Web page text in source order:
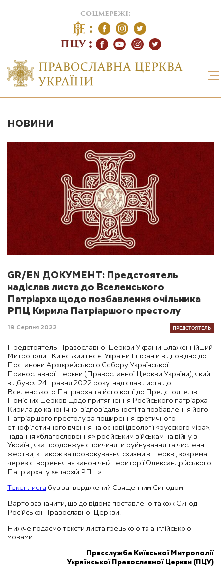
соцмережі:
ПЦУ
НОВИНИ
GR/EN ДОКУМЕНТ: Предстоятель
надіслав листа до Вселенського
Патріарха щодо позбавлення очільника
РПЦ Кирила Патріаршого престолу
19 Серпня 2022 ПРЕДСТОЯТЕЛЬ
Предстоятель Православної Церкви України Блаженнійший
Митрополит Київський і всієї України Епіфаній відповідно до
Постанови Архієрейського Собору Української
Православної Церкви (Православної Церкви України), який
відбувся 24 травня 2022 року, надіслав листа до
Вселенського Патріарха та його копії до Предстоятелів
Помісних Церков щодо притягнення Російського патріарха
Кирила до канонічної відповідальності та позбавлення його
Патріаршого престолу за поширення єретичного
етнофілетичного вчення на основі ідеології «русского міра»,
надання «благословення» російським військам на війну в
Україні, яка продовжує спричиняти руйнування та численні
жертви, а також за провокування схизми в Церкві, зокрема
через створення на канонічній території Олександрійського
Патріархату «єпархій РПЦ».
Текст листа був затверджений Священним Синодом.
Варто зазначити, що до відома поставлено також Синод
Російської Православної Церкви.
Нижче подаємо тексти листа грецькою та англійською
мовами.
Пресслужба Київської Митрополії
Української Православної Церкви (ПЦУ)